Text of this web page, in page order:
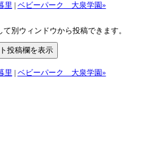
里 | ベビーパーク 大泉学園»
別ウィンドウから投稿できます。
里 | ベビーパーク 大泉学園»